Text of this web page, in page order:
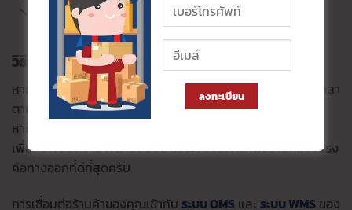
5. ใช้แอปนกต่อ หรือแอปบุคคลที่สามกู้แชท
ปลอดภัยไหม?
วิธีป้องกันแชทหาย เบื้องต้น
หากคุณพบว่าการต้องมานั่งไล่ วิธีกู้แชท Messenger หรือเสียเวลา
ตามหา กู้แชทที่ลบไปแล้ว เป็นเรื่องที่ยุ่งยากและกินเวลาทำมา
หากิน จนคุณแทบไม่มีเวลาไปเตรียมตัว
เพื่อสร้างยอดขาย การเปลี่ยนมาใช้ระบบจัดการหลังบ้านที่แข็งแรง
คือทางออกที่ดีที่สุดครับ
การเชื่อมต่อร้านค้าของคุณเข้ากับ ระบบ OMS และ ระบบ WMS ของ
ลงทะเบียน